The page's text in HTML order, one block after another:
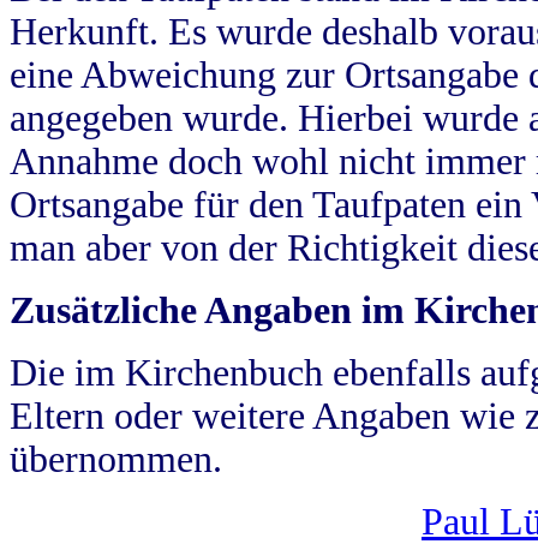
Herkunft. Es wurde deshalb
eine Abweichung zur
angegeben wurde. Hierbei wurde
Annahme doch wohl nicht
Ortsangabe für den Taufpaten
man aber von der Richtigkeit
Zusätzliche Angaben im
Die im Kirchenbuch ebenfalls
Eltern oder weitere Angaben wie
übernommen.
Paul